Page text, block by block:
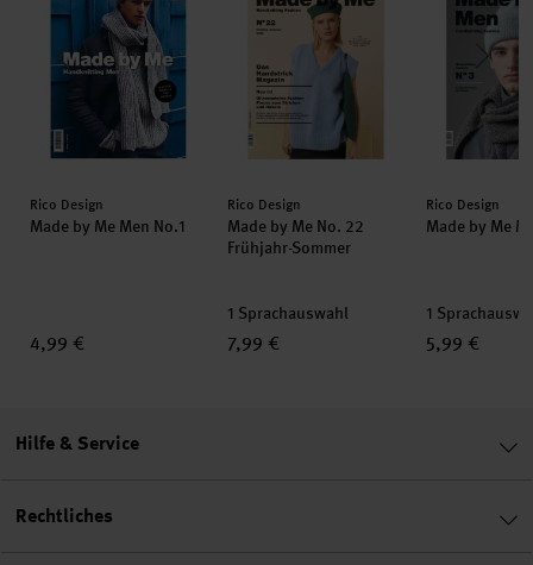
Hersteller:
Rico Design
Made by Me Men No.1
4,99 €
Hersteller:
Rico Design
Made by Me No. 22
Frühjahr-Sommer
1 Sprachauswahl
7,99 €
Hersteller:
Rico Design
Made by Me
1
5,99 €
Hilfe & Service
Rechtliches